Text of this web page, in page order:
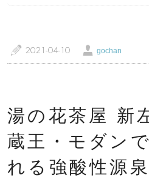
管理人随筆
ご意見・お問い合わせ 利
a 2021-04-10 Ü gochan
湯の花茶屋 新
蔵王・モダン
れる強酸性源